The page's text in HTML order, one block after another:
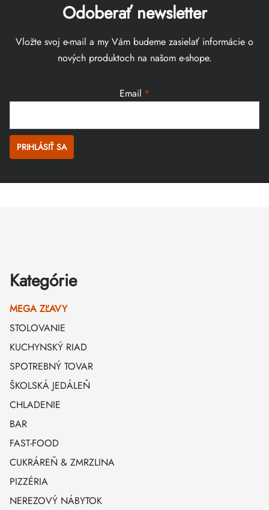
Odoberať newsletter
Vložte svoj e-mail a my Vám budeme zasielať informácie o
nových produktoch na našom e-shope.
Email
PRIHLÁSIŤ SA
Kategórie
MEGA ZĽAVY
STOLOVANIE
KUCHYNSKÝ RIAD
SPOTREBNÝ TOVAR
ŠKOLSKÁ JEDÁLEŇ
CHLADENIE
BAR
FAST-FOOD
CUKRÁREŇ & ZMRZLINA
PIZZÉRIA
NEREZOVÝ NÁBYTOK